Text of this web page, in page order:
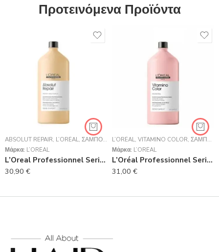
Προτεινόμενα Προϊόντα
ABSOLUT REPAIR, L’ORÉAL, ΣΑΜΠΟΥΆΝ
Μάρκα: L’ORÉAL
L’Oreal Professionnel Serie Expert Absolut Repair Shampoo Για Ταλαιπωρημένα Μαλλιά 1500ml
30,90 €
L’ORÉAL, VITAMINO COLOR, ΣΑΜΠΟΥΆΝ
Μάρκα: L’ORÉAL
L’Oréal Professionnel Serie Expert Vitamino Color Shampoo 1500ml
31,00 €